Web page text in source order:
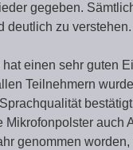
gegeben.
deutlich zu verstehen.
einen sehr guten
Teilnehmern
Mikrofonpolster auch
genommen